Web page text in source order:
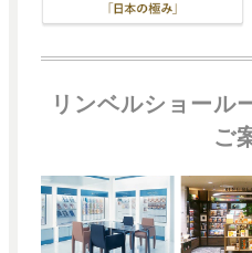
リンベルショール
ご